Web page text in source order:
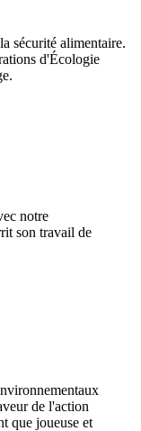
sécurité alimentaire.
d'Écologie
notre
son travail de
de l'action
que joueuse et